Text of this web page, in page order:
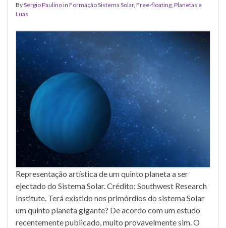
BySérgio Paulinoin Formação Sistema Solar, Free-floating Planetas e
Luas
Representação artística de um quinto planeta a ser
ejectado do Sistema Solar. Crédito: Southwest Research
Institute. Terá existido nos primórdios do sistema Solar
um quinto planeta gigante? De acordo com um estudo
recentemente publicado, muito provavelmente sim. O